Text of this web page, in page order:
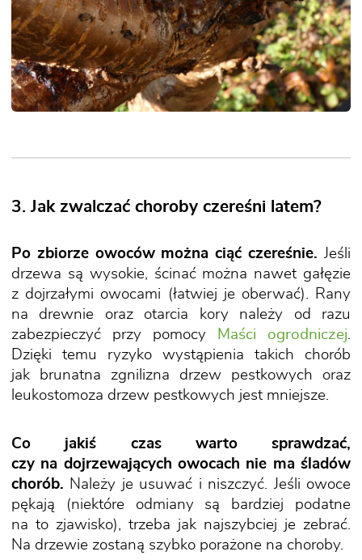
3. Jak zwalczać choroby czereśni latem?
Po zbiorze owoców można ciąć czereśnie. Jeśli
drzewa są wysokie, ścinać można nawet gałęzie
z dojrzałymi owocami (łatwiej je oberwać). Rany
na drewnie oraz otarcia kory należy od razu
zabezpieczyć przy pomocy
Maści ogrodniczej.
Dzięki temu ryzyko wystąpienia takich chorób
jak brunatna zgnilizna drzew pestkowych oraz
leukostomoza drzew pestkowych jest mniejsze.
Co jakiś czas warto sprawdzać,
czy na dojrzewających owocach nie ma śladów
chorób. Należy je usuwać i niszczyć. Jeśli owoce
pękają (niektóre odmiany są bardziej podatne
na to zjawisko), trzeba jak najszybciej je zebrać.
Na drzewie zostaną szybko porażone na choroby.